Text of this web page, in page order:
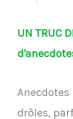
UN TRUC
drôles,